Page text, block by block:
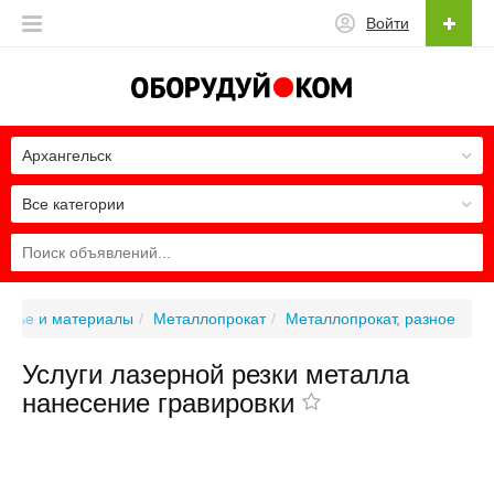
Войти
Все категории
Архангельск
и материалы Металлопрокат Металлопрокат, разное
Услуги лазерной резки металла
нанесение гравировки